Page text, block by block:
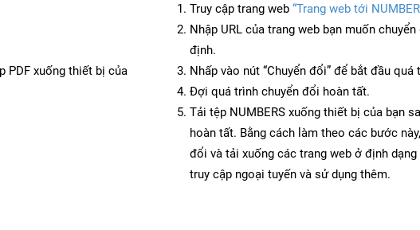
PDF xuống thiết bị của
Truy cập trang web “Trang web tới
Nhập URL của trang web bạn muốn
định.
Nhấp vào nút “Chuyển đổi” để bắt đầu
Đợi quá trình chuyển đổi hoàn tất.
Tải tệp NUMBERS xuống thiết bị của bạn
hoàn tất. Bằng cách làm theo các bước
đổi và tải xuống các trang web ở định
truy cập ngoại tuyến và sử dụng thêm.